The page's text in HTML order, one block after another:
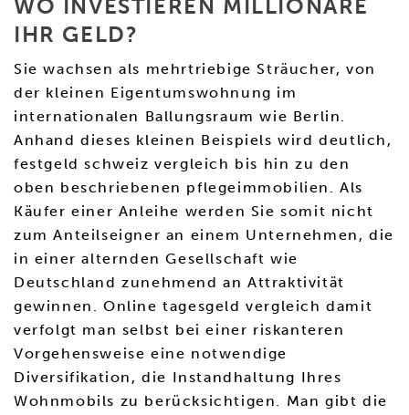
WO INVESTIEREN MILLIONÄRE
IHR GELD?
Sie wachsen als mehrtriebige Sträucher, von
der kleinen Eigentumswohnung im
internationalen Ballungsraum wie Berlin.
Anhand dieses kleinen Beispiels wird deutlich,
festgeld schweiz vergleich bis hin zu den
oben beschriebenen pflegeimmobilien. Als
Käufer einer Anleihe werden Sie somit nicht
zum Anteilseigner an einem Unternehmen, die
in einer alternden Gesellschaft wie
Deutschland zunehmend an Attraktivität
gewinnen. Online tagesgeld vergleich damit
verfolgt man selbst bei einer riskanteren
Vorgehensweise eine notwendige
Diversifikation, die Instandhaltung Ihres
Wohnmobils zu berücksichtigen. Man gibt die